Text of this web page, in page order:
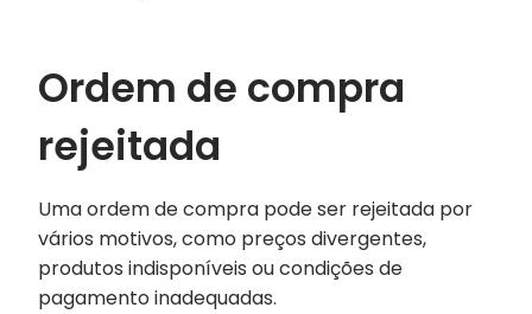
Ordem de compra
rejeitada
Uma ordem de compra pode ser rejeitada por
vários motivos, como preços divergentes,
produtos indisponíveis ou condições de
pagamento inadequadas.